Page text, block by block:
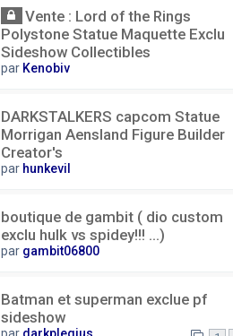
Vente : Lord of the Rings
Polystone Statue Maquette Exclu
Sideshow Collectibles
par Kenobiv
DARKSTALKERS capcom Statue
Morrigan Aensland Figure Builder
Creator's
par hunkevil
boutique de gambit ( dio custom
exclu hulk vs spidey!!! ...)
par gambit06800
Batman et superman exclue pf
sideshow
par darkplegius